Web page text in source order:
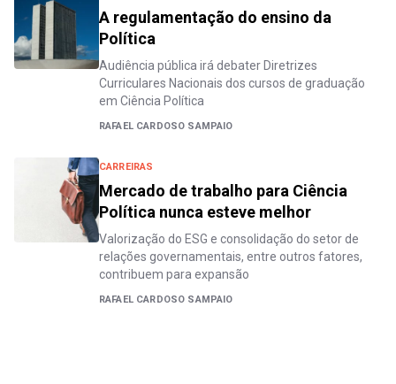
A regulamentação do ensino da
Política
Audiência pública irá debater Diretrizes
Curriculares Nacionais dos cursos de graduação
em Ciência Política
RAFAEL CARDOSO SAMPAIO
CARREIRAS
Mercado de trabalho para Ciência
Política nunca esteve melhor
Valorização do ESG e consolidação do setor de
relações governamentais, entre outros fatores,
contribuem para expansão
RAFAEL CARDOSO SAMPAIO